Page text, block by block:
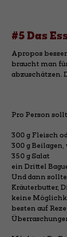
#5 Das
Apropos
braucht man
abzuschätzen.
Pro Person
300 g Fleisch
300 g
350 g Salat
ein Drittel
Und dann
Kräuterbutter,
keine
besten auf